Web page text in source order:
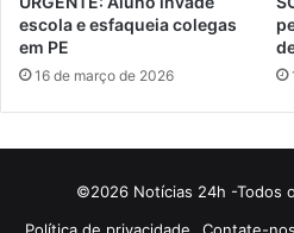
escola e esfaqueia colegas
em PE
16 de março de 2026
©2026 Notícias 24h -Todos